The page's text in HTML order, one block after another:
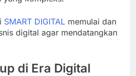
SMART DIGITAL memulai dan
digital agar mendatangkan
di Era Digital